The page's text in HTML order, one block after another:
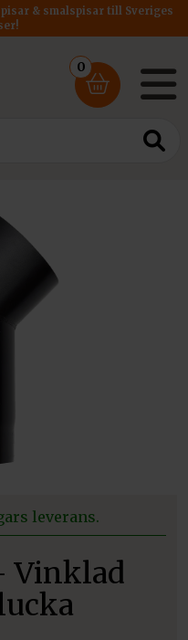
& smalspisar till Sveriges
0
leverans.
Vinklad